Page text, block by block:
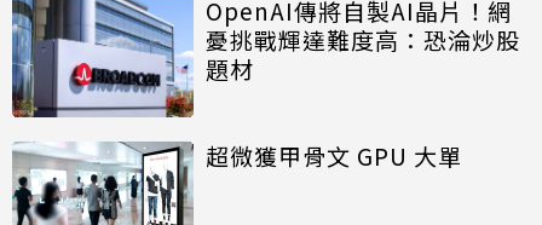
OpenAI傳將自製AI晶片！網
憂挑戰輝達難度高：恐淪炒股
題材
超微獲甲骨文 GPU 大單